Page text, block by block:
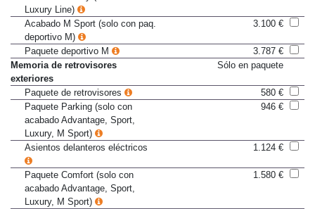
Acabado Luxury (solo con
Luxury Line)
Acabado M Sport (solo con paq.
deportivo M)
Paquete deportivo M
3.787 €
Memoria de retrovisores
exteriores
Paquete de retrovisores
580 €
Paquete Parking (solo con
acabado Advantage, Sport,
Luxury, M Sport)
Asientos delanteros eléctricos
Paquete Comfort (solo con
acabado Advantage, Sport,